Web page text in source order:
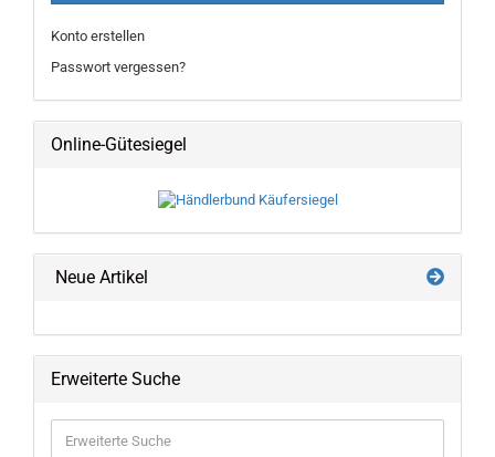
Konto erstellen
Passwort vergessen?
Online-Gütesiegel
Neue Artikel
Erweiterte Suche
Suche